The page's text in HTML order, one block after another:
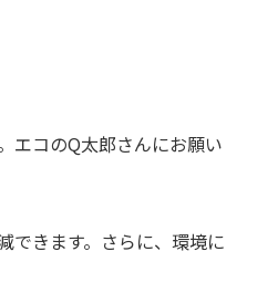
エコのQ太郎さんにお願い
できます。さらに、環境に